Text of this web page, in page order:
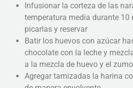
Infusionar la corteza de las
temperatura media durante 10
picarlas y reservar
Batir los huevos con azúcar
chocolate con la leche y
a la mezcla de huevo y el
Agregar tamizadas la harina